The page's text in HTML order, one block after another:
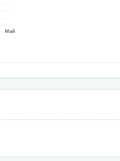
Май